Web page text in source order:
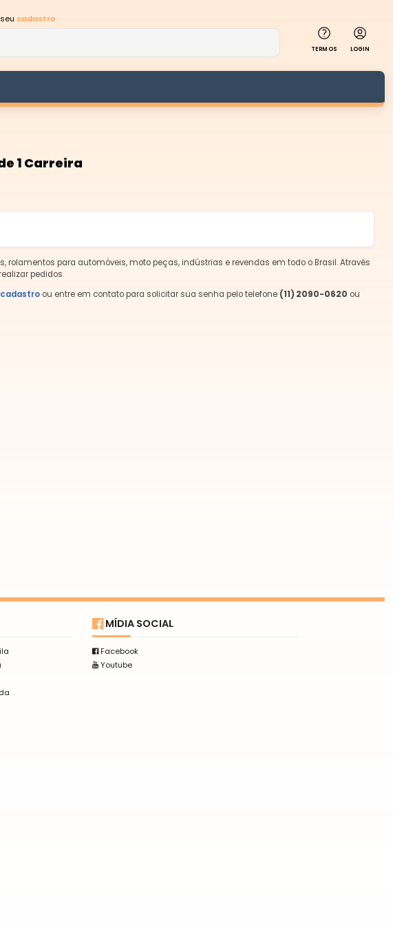
cadastro
TERMOS LOGIN
1 Carreira
para automóveis, moto peças, indústrias e revendas em todo o Brasil. Através
pedidos.
cadastroou entre em contato para solicitar sua senha pelo telefone (11) 2090-0620 ou
MÍDIA SOCIAL
Facebook
Youtube